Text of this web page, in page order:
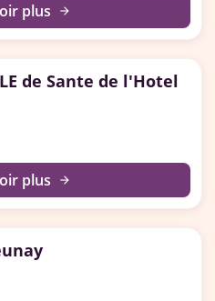
plus arrow_forward
de Sante de l'Hotel
plus arrow_forward